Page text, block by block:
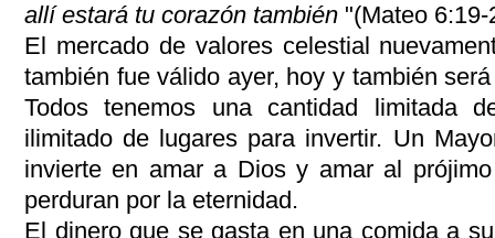
allí estará tu corazón también "(Mateo 6:19-
El mercado de valores celestial
también fue válido ayer, hoy y también
Todos tenemos una cantidad limitada
ilimitado de lugares para invertir. Un
invierte en amar a Dios y amar al
perduran por la eternidad.
El dinero que se gasta en una comida a